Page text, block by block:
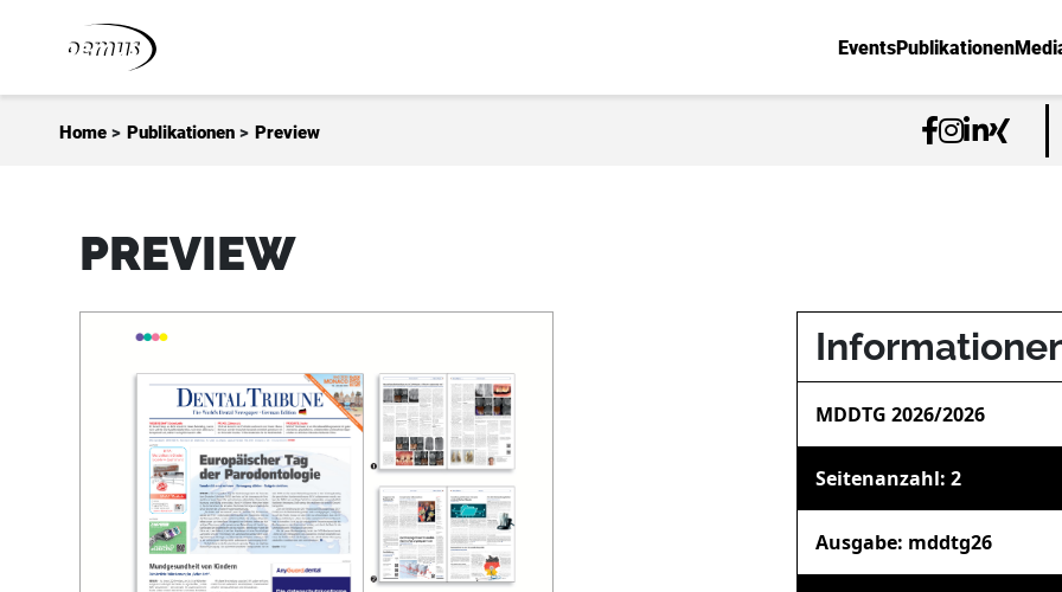
EventsPublikationen
Home > Publikationen > Preview
PREVIEW
MDDTG 2026/2026
Seitenanzahl: 2
Ausgabe: mddtg26